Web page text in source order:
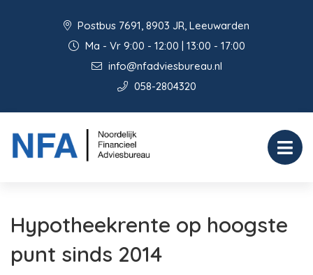
Postbus 7691, 8903 JR, Leeuwarden
Ma - Vr 9:00 - 12:00 | 13:00 - 17:00
info@nfadviesbureau.nl
058-2804320
Hypotheekrente op hoogste
punt sinds 2014